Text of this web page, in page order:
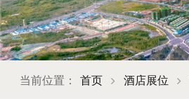
当前位置： 首页 酒店展位